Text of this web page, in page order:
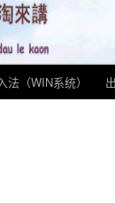
法（WIN系统）